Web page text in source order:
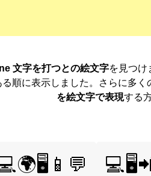
文字を打つとの絵文字を見つけ
順に表示しました。さらに多
を絵文字で表現する